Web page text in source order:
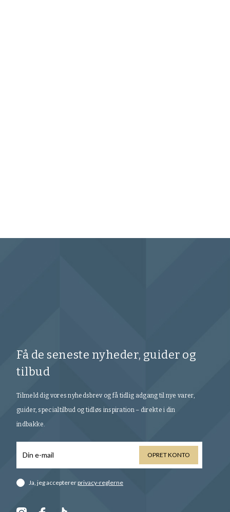
Få de seneste nyheder, guider og
tilbud
Tilmeld dig vores nyhedsbrev og få tidlig adgang til nye varer,
guider, specialtilbud og tidløs inspiration – direkte i din
indbakke.
OPRET KONTO
Ja, jeg acceptererprivacy-reglerne